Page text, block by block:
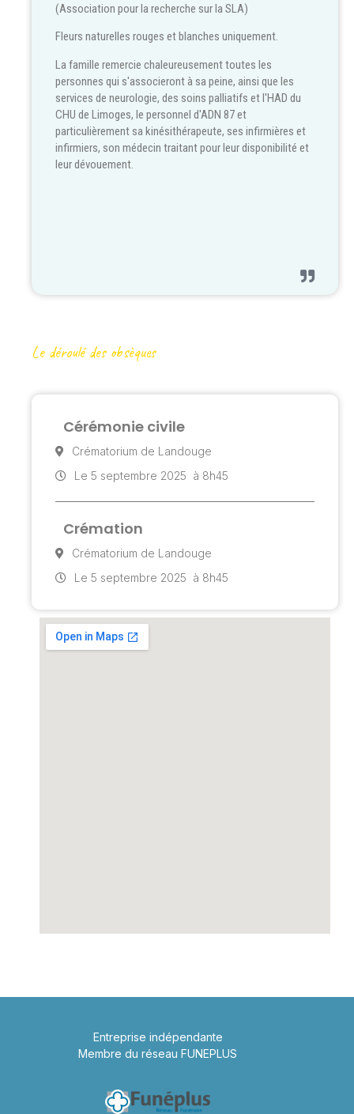
(Association pour la recherche sur la SLA)
Fleurs naturelles rouges et blanches uniquement.
La famille remercie chaleureusement toutes les
personnes qui s'associeront à sa peine, ainsi que les
services de neurologie, des soins palliatifs et l'HAD du
CHU de Limoges, le personnel d'ADN 87 et
particulièrement sa kinésithérapeute, ses infirmières et
infirmiers, son médecin traitant pour leur disponibilité et
leur dévouement.
Le déroulé des obsèques
Cérémonie civile
Crématorium de Landouge
Le 5 septembre 2025 à 8h45
Crémation
Crématorium de Landouge
Le 5 septembre 2025 à 8h45
Entreprise indépendante
Membre du réseau FUNEPLUS